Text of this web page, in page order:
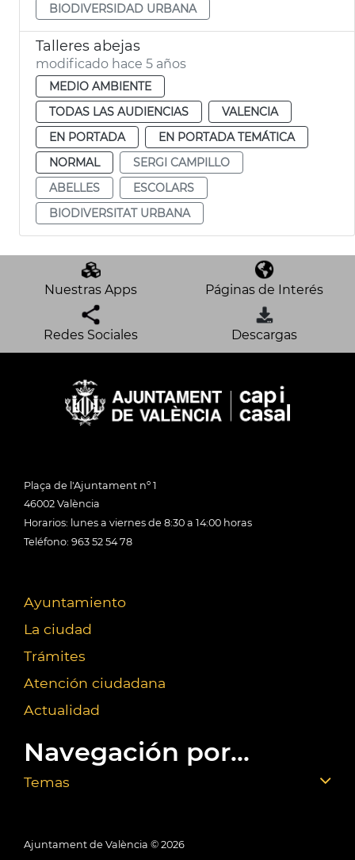
BIODIVERSIDAD URBANA
Talleres abejas
modificado hace 5 años
MEDIO AMBIENTE
TODAS LAS AUDIENCIAS
VALENCIA
EN PORTADA
EN PORTADA TEMÁTICA
NORMAL
SERGI CAMPILLO
ABELLES
ESCOLARS
BIODIVERSITAT URBANA
Nuestras Apps Páginas de Interés
Redes Sociales Descargas
Plaça de l'Ajuntament nº 1
46002 València
Horarios: lunes a viernes de 8:30 a 14:00 horas
Teléfono: 963 52 54 78
Ayuntamiento
La ciudad
Trámites
Atención ciudadana
Actualidad
Navegación por...
Temas
Ajuntament de València © 2026